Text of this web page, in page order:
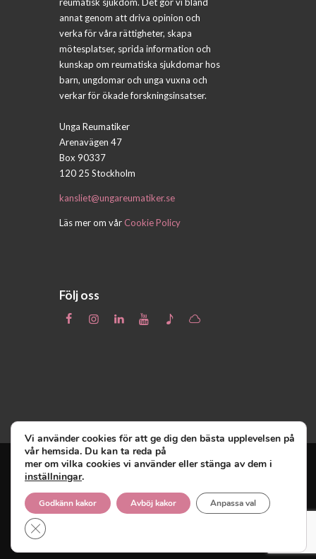
annat genom att driva opinion och
verka för våra rättigheter, skapa
mötesplatser, sprida information och
kunskap om reumatiska sjukdomar hos
barn, ungdomar och unga vuxna och
verkar för ökade forskningsinsatser.
Unga Reumatiker
Arenavägen 47
Box 90337
120 25 Stockholm
kansliet@ungareumatiker.se
Läs mer om vårCookie Policy
Följ oss
innehar upphovsrätten till denna site och
reserverar sig alla rättigheter därtill.
Vi använder cookies för att ge dig den bästa upplevelsen på
vår hemsida. Du kan ta reda på
mer om vilka cookies vi använder eller stänga av dem i
inställningar.
Godkänn kakor Avböj kakor Anpassa val
Close GDPR Cookie Banner